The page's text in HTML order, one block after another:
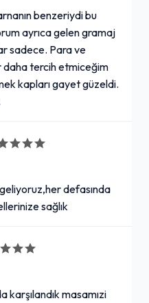
benzeriydi bu
ayrıca gelen gramaj
sadece. Para ve
daha tercih etmiceğim
kapları gayet güzeldi.
defasında
sağlık
karşılandık masamızi